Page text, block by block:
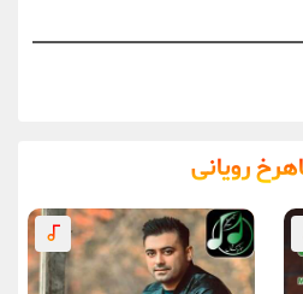
رویانی